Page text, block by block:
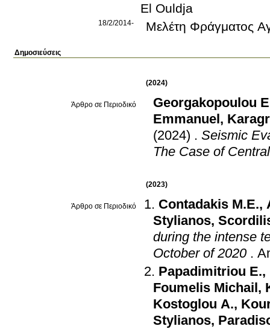
El Ouldja
18/2/2014- Μελέτη Φράγματος
Δημοσιεύσεις
(2024)
Άρθρο σε Περιοδικό
Georgakopoulou
Emmanuel ,
(2024) . Seismic
The Case of
(2023)
Άρθρο σε Περιοδικό Contadakis M.E.,
Stylianos,
during the intense
October of 2020 .
Papadimitriou E.,
Foumelis Michail ,
Kostoglou A.,
Stylianos,